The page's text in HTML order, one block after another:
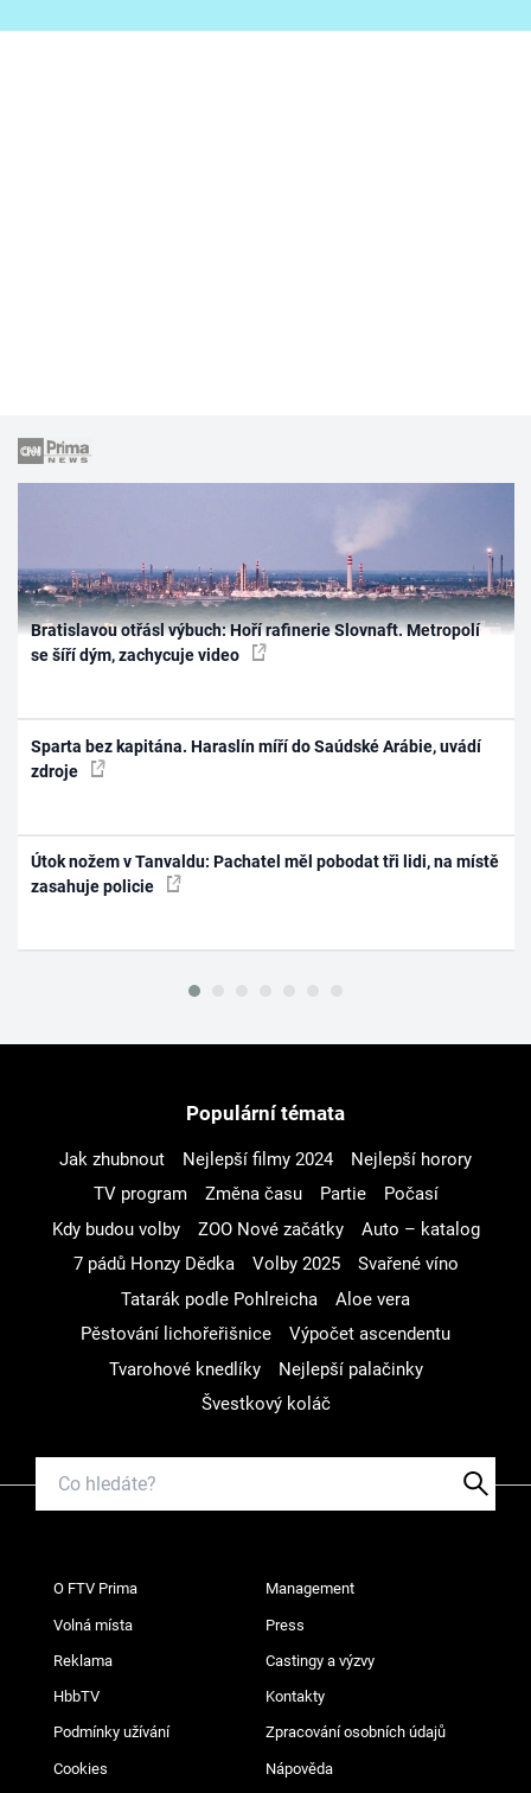
Bratislavou otřásl výbuch: Hoří rafinerie Slovnaft. Metropolí
se šíří dým, zachycuje video
Sparta bez kapitána. Haraslín míří do Saúdské Arábie, uvádí
zdroje
Útok nožem v Tanvaldu: Pachatel měl pobodat tři lidi, na místě
zasahuje policie
Populární témata
Jak zhubnout Nejlepší filmy 2024
Nejlepší horory
TV program
Změna času Partie
Počasí
Kdy budou volby
ZOO Nové začátky
Auto – katalog
7 pádů Honzy Dědka
Volby 2025
Svařené víno
Tatarák podle Pohlreicha
Aloe vera
Pěstování lichořeřišnice
Výpočet ascendentu
Tvarohové knedlíky
Nejlepší palačinky
Švestkový koláč
O FTV Prima Management
Volná místa Press
Reklama Castingy a výzvy
HbbTV Kontakty
Podmínky užívání Zpracování osobních údajů
Cookies Nápověda